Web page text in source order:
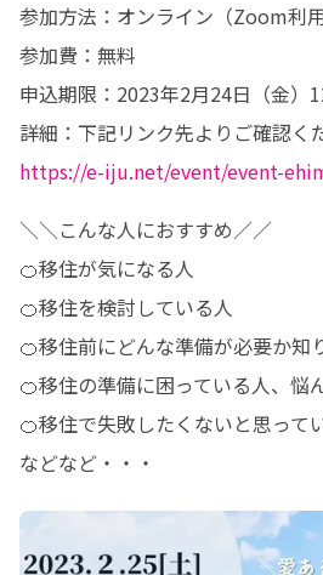
参加方法：オンライン（Zoom利用
参加費：無料
申込期限：2023年2月24日（金）
https://e-iju.net/event/event-
＼＼こんな人におすすめ／／
🍊移住が気になる人
🍊移住を検討している人
🍊移住前にどんな準備が必要か知
🍊移住の準備に困っている人、悩
🍊移住で失敗したくないと思って
などなど・・・